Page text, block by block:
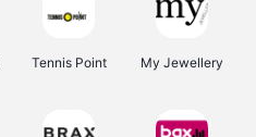
Tennis Point My Jewellery